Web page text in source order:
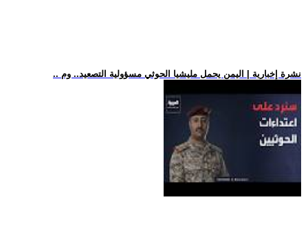
.. نشرة إخبارية | اليمن يحمل مليشيا الحوثي مسؤولية التصعيد.. وم